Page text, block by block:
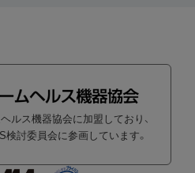
ルス機器協会に加盟しており、
討委員会に参画しています。